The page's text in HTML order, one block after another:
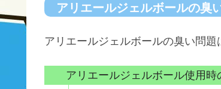
アリエールジェルボールの臭
アリエールジェルボールの臭い問題
アリエールジェルボール使用時